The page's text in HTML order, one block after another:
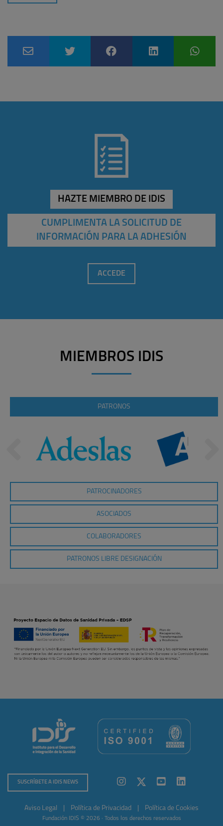
HAZTE MIEMBRO DE IDIS
CUMPLIMENTA LA SOLICITUD DE
INFORMACIÓN PARA LA ADHESIÓN
ACCEDE
MIEMBROS IDIS
PATRONOS
PATROCINADORES
ASOCIADOS
COLABORADORES
PATRONOS LIBRE DESIGNACIÓN
SUSCRÍBETE A IDIS NEWS
Aviso Legal Política de Privacidad Política de Cookies
Fundación IDIS © 2026 · Todos los derechos reservados